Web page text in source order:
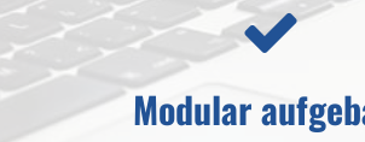
Modular